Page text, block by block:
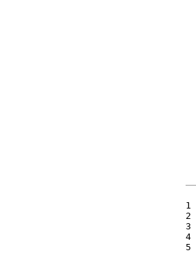
1
2
3
4
5